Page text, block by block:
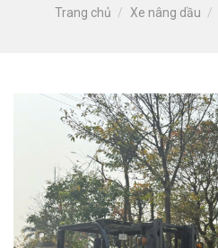
Trang chủ / Xe nâng dầu /